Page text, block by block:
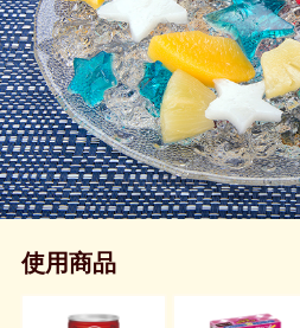
使用商品